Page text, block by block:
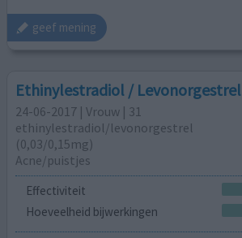
geef mening
Ethinylestradiol / Levonorgestrel
24-06-2017 | Vrouw | 31
ethinylestradiol/levonorgestrel
(0,03/0,15mg)
Acne/puistjes
Effectiviteit
Hoeveelheid bijwerkingen